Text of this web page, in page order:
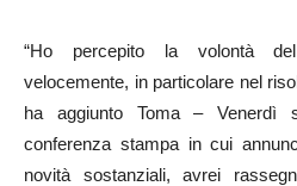
“Ho percepito la volontà
velocemente, in particolare nel
ha aggiunto Toma – Venerdì
conferenza stampa in cui
novità sostanziali, avrei